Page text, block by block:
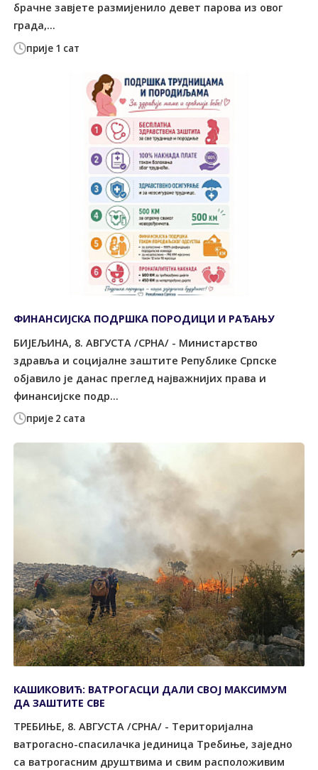
прије 1 сат
брачне завјете размијенило девет парова из овог
града,...
прије 2 сата
ФИНАНСИЈСКА ПОДРШКА ПОРОДИЦИ И РАЂАЊУ
БИЈЕЉИНА, 8. АВГУСТА /СРНА/ - Министарство
здравља и социјалне заштите Републике Српске
објавило је данас преглед најважнијих права и
финансијске подр...
КАШИКОВИЋ: ВАТРОГАСЦИ ДАЛИ СВОЈ МАКСИМУМ
ДА ЗАШТИТЕ СВЕ
ТРЕБИЊЕ, 8. АВГУСТА /СРНА/ - Tериторијална
ватрогасно-спасилачка јединица Tребиње, заједно
са ватрогасним друштвима и свим расположивим